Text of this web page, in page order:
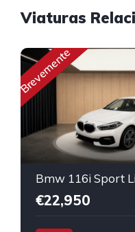
Viaturas
Brevemente
Bmw 116i Sport
€22,950